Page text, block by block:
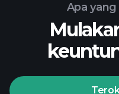
Playtrade
broker yang
Apa